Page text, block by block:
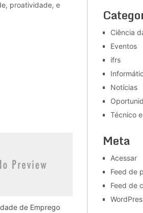
proatividade, e
de Emprego
Ciência
Eventos
ifrs
Notícias
Técnico
Meta
Acessar
Feed de
Feed de